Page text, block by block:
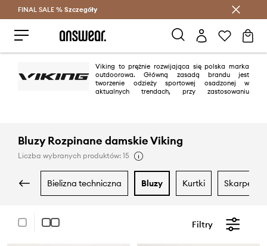
Oszczędzaj z Answear Club >
FINAL SALE % Szczegóły
Viking to prężnie rozwijająca się polska marka
outdoorowa. Główną zasadą brandu jest
tworzenie odzieży sportowej osadzonej w
aktualnych trendach, przy zastosowaniu
Bluzy Rozpinane damskie Viking
Liczba wybranych produktów: 15
bielizna techniczna bluzy kurtki skarpetki
Filtry